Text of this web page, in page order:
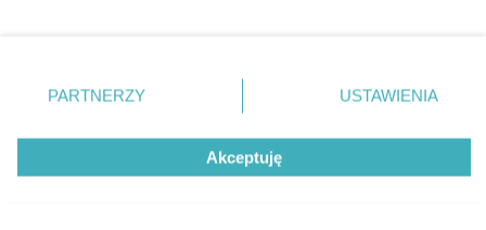
Gliwice
prywatności znajdujący się w lewym dolnym rogu strony
. Niektóre rodzaje przetwarzania danych nie wymagają
zgody użytkownika, ale masz prawo sprzeciwić się
takiemu przetwarzaniu. Preferencje będą miały
zastosowania tylko na tej witrynie.
PARTNERZY USTAWIENIA
Akceptuję